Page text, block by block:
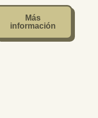
Más
información